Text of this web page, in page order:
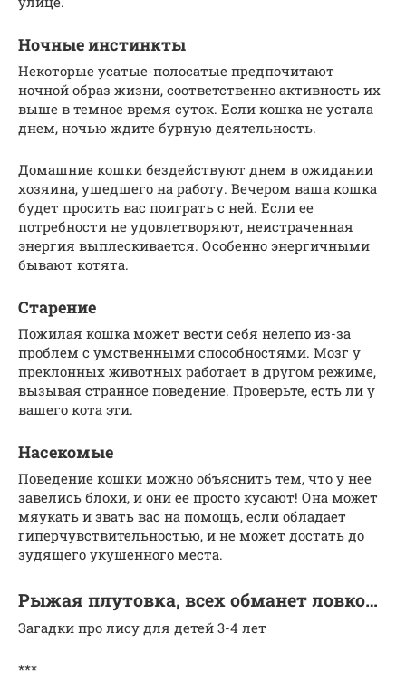
Ночные инстинкты
Некоторые усатые-полосатые предпочитают
ночной образ жизни, соответственно активность их
выше в темное время суток. Если кошка не устала
днем, ночью ждите бурную деятельность.
Домашние кошки бездействуют днем в ожидании
хозяина, ушедшего на работу. Вечером ваша кошка
будет просить вас поиграть с ней. Если ее
потребности не удовлетворяют, неистраченная
энергия выплескивается. Особенно энергичными
бывают котята.
Старение
Пожилая кошка может вести себя нелепо из-за
проблем с умственными способностями. Мозг у
преклонных животных работает в другом режиме,
вызывая странное поведение. Проверьте, есть ли у
вашего кота эти.
Насекомые
Поведение кошки можно объяснить тем, что у нее
завелись блохи, и они ее просто кусают! Она может
мяукать и звать вас на помощь, если обладает
гиперчувствительностью, и не может достать до
зудящего укушенного места.
Рыжая плутовка, всех обманет ловко…
Загадки про лису для детей 3-4 лет
***